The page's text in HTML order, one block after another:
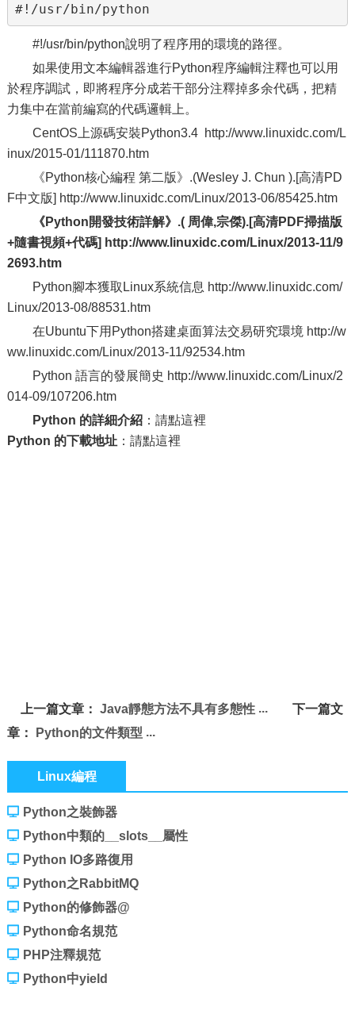
#!/usr/bin/python
#!/usr/bin/python說明了程序用的環境的路徑。
如果使用文本編輯器進行Python程序編輯注釋也可以用
於程序調試，即將程序分成若干部分注釋掉多余代碼，把精
力集中在當前編寫的代碼邏輯上。
CentOS上源碼安裝Python3.4 http://www.linuxidc.com/L
inux/2015-01/111870.htm
《Python核心編程 第二版》.(Wesley J. Chun ).[高清PD
F中文版] http://www.linuxidc.com/Linux/2013-06/85425.htm
《Python開發技術詳解》.( 周偉,宗傑).[高清PDF掃描版
+隨書視頻+代碼] http://www.linuxidc.com/Linux/2013-11/9
2693.htm
Python腳本獲取Linux系統信息 http://www.linuxidc.com/
Linux/2013-08/88531.htm
在Ubuntu下用Python搭建桌面算法交易研究環境 http://w
ww.linuxidc.com/Linux/2013-11/92534.htm
Python 語言的發展簡史 http://www.linuxidc.com/Linux/2
014-09/107206.htm
Python 的詳細介紹：請點這裡
Python 的下載地址：請點這裡
上一篇文章：Java靜態方法不具有多態性
下一篇文
章：
Python的文件類型
Linux編程
Python之裝飾器
Python中類的__slots__屬性
Python IO多路復用
Python之RabbitMQ
Python的修飾器@
Python命名規范
PHP注釋規范
Python中yield